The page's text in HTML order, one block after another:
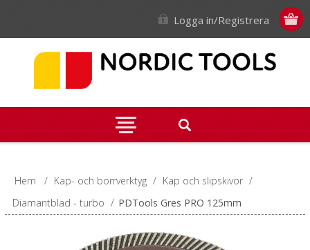
Logga in/Registrera
Hem / Kap- och borrverktyg / Kap och slipskivor /
Diamantblad - turbo / PDTools Gres PRO 125mm